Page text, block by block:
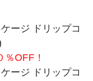
ージ ドリップコ
％OFF！
ージ ドリップコ